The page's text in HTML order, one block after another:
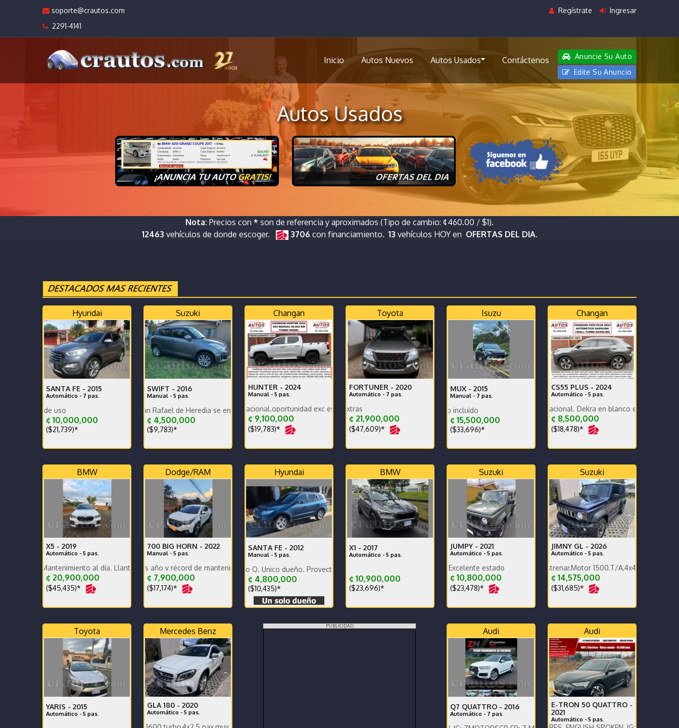
soporte@crautos.com
2291-4141
Regístrate Ingresar
Inicio Autos Nuevos Autos Usados Contáctenos
Anuncie Su Auto
Edite Su Anuncio
Autos Usados
Nota: Precios con * son de referencia y aproximados (Tipo de cambio: ¢460.00 / $1).
12463 vehículos de donde escoger. 3706 con financiamiento. 13 vehículos HOY en OFERTAS DEL DIA.
Hyundai
SANTA FE - 2015
Automático - 7 pas.
Se vende por falta de uso
¢ 10,000,000
($21,739)*
Suzuki
SWIFT - 2016
Manual - 5 pas.
Se encuentra en San Rafael de Heredia se encuentra en excelente estado SE RECIBE
¢ 4,500,000
($9,783)*
Changan
HUNTER - 2024
Manual - 5 pas.
Poco KM, versión nacional.oportunidad exc estado carrocería y mecánica, un dueño, ganga, financiamos
¢ 9,100,000
($19,783)*
Toyota
FORTUNER - 2020
Automático - 7 pas.
Excelente estado extras
¢ 21,900,000
($47,609)*
Isuzu
MUX - 2015
Manual - 7 pas.
Precio con traspaso incluido
¢ 15,500,000
($33,696)*
Changan
CS55 PLUS - 2024
Automático - 5 pas.
Poco KM, versión nacional. Dekra en blanco exc estado carrocería y
¢ 8,500,000
($18,478)*
BMW
X5 - 2019
Automático - 5 pas.
Mantenimiento al día. Llantas vientiuno doble medida. Unico dueño
¢ 20,900,000
($45,435)*
Dodge/RAM
700 BIG HORN - 2022
Manual - 5 pas.
Dekra al día por dos año y récord de mantenimientos de agencia s.
¢ 7,900,000
($17,174)*
Hyundai
SANTA FE - 2012
Manual - 5 pas.
Comprado en Grupo Q. Único dueño. Proyectores Biled. Pantalla Pioneer y cámara de reversa
¢ 4,800,000
($10,435)*
BMW
X1 - 2017
Automático - 5 pas.
¢ 10,900,000
($23,696)*
Suzuki
JUMPY - 2021
Automático - 5 pas.
Record de agencia Excelente estado
¢ 10,800,000
($23,478)*
Suzuki
JIMNY GL - 2026
Automático - 5 pas.
2026 termine de estrenar,Motor 1500,T/A,4x4,carplay,alfombras
¢ 14,575,000
($31,685)*
Toyota
YARIS - 2015
Automático - 5 pas.
Mercedes Benz
GLA 180 - 2020
Automático - 5 pas.
PUBLICIDAD
Audi
Q7 QUATTRO - 2016
Automático - 7 pas.
Audi
E-TRON 50 QUATTRO -
2021
Automático - 5 pas.